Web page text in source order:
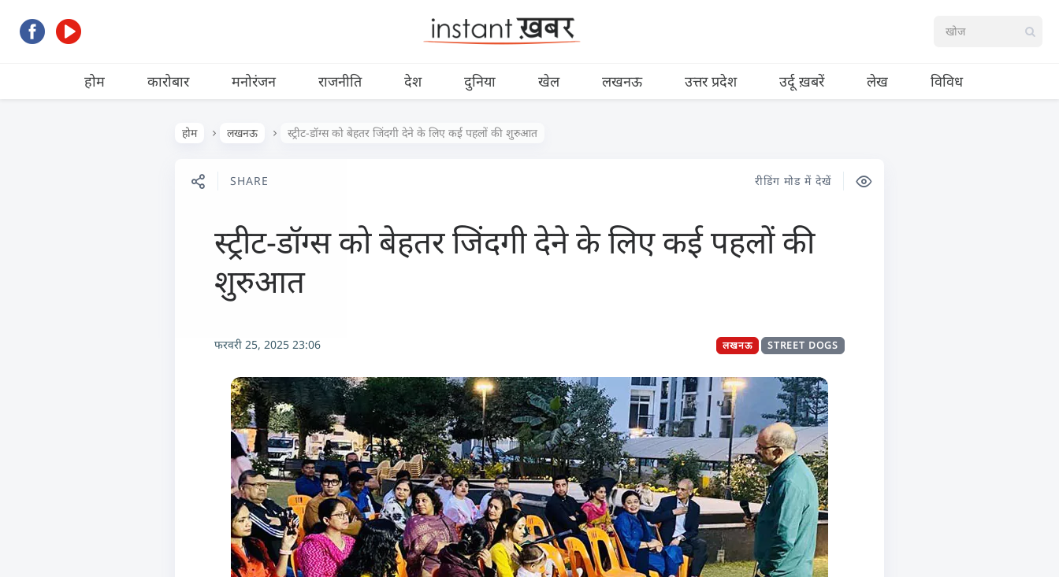
होम कारोबार मनोरंजन राजनीति देश दुनिया खेल लखनऊ उत्तर प्रदेश उर्दू ख़बरें लेख विविध
होम लखनऊ स्ट्रीट-डॉग्स को बेहतर जिंदगी देने के लिए कई पहलों की शुरुआत
SHARE रीडिंग मोड में देखें
स्ट्रीट-डॉग्स को बेहतर जिंदगी देने के लिए कई पहलों की
शुरुआत
फरवरी 25, 2025 23:06 STREET DOGS
लखनऊ